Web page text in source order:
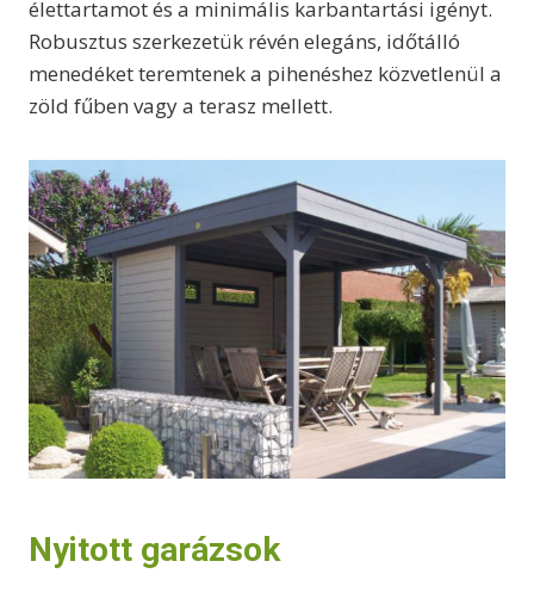
élettartamot és a minimális karbantartási igényt.
Robusztus szerkezetük révén elegáns, időtálló
menedéket teremtenek a pihenéshez közvetlenül a
zöld fűben vagy a terasz mellett.
Nyitott garázsok